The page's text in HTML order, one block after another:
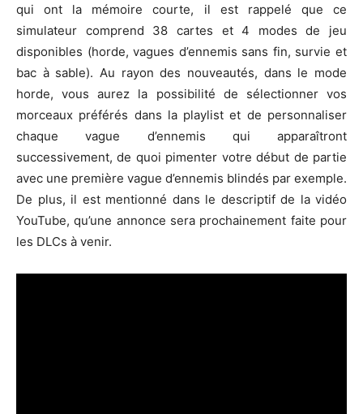
qui ont la mémoire courte, il est rappelé que ce
simulateur comprend 38 cartes et 4 modes de jeu
disponibles (horde, vagues d’ennemis sans fin, survie et
bac à sable). Au rayon des nouveautés, dans le mode
horde, vous aurez la possibilité de sélectionner vos
morceaux préférés dans la playlist et de personnaliser
chaque vague d’ennemis qui apparaîtront
successivement, de quoi pimenter votre début de partie
avec une première vague d’ennemis blindés par exemple.
De plus, il est mentionné dans le descriptif de la vidéo
YouTube, qu’une annonce sera prochainement faite pour
les DLCs à venir.